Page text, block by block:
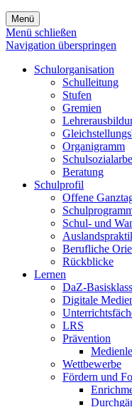
Menü
Menü schließen
Navigation überspringen
Schulorganisation
Schulleitung
Stufen
Gremien
Organigramm
Beratung
Schulprofil
Offene
Schul- und
Berufliche
Rückblicke
Lernen
DaZ-
Digitale
LRS
Prävention
Wettbewerbe
Fördern und